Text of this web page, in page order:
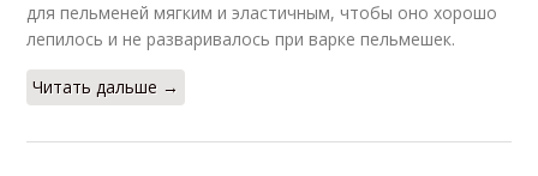
для пельменей мягким и эластичным, чтобы оно хорошо
лепилось и не разваривалось при варке пельмешек.
Читать дальше →